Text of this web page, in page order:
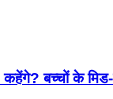
बच्चों के